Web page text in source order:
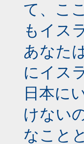
て、こ
もイス
あなた
にイス
日本に
けない
なこと